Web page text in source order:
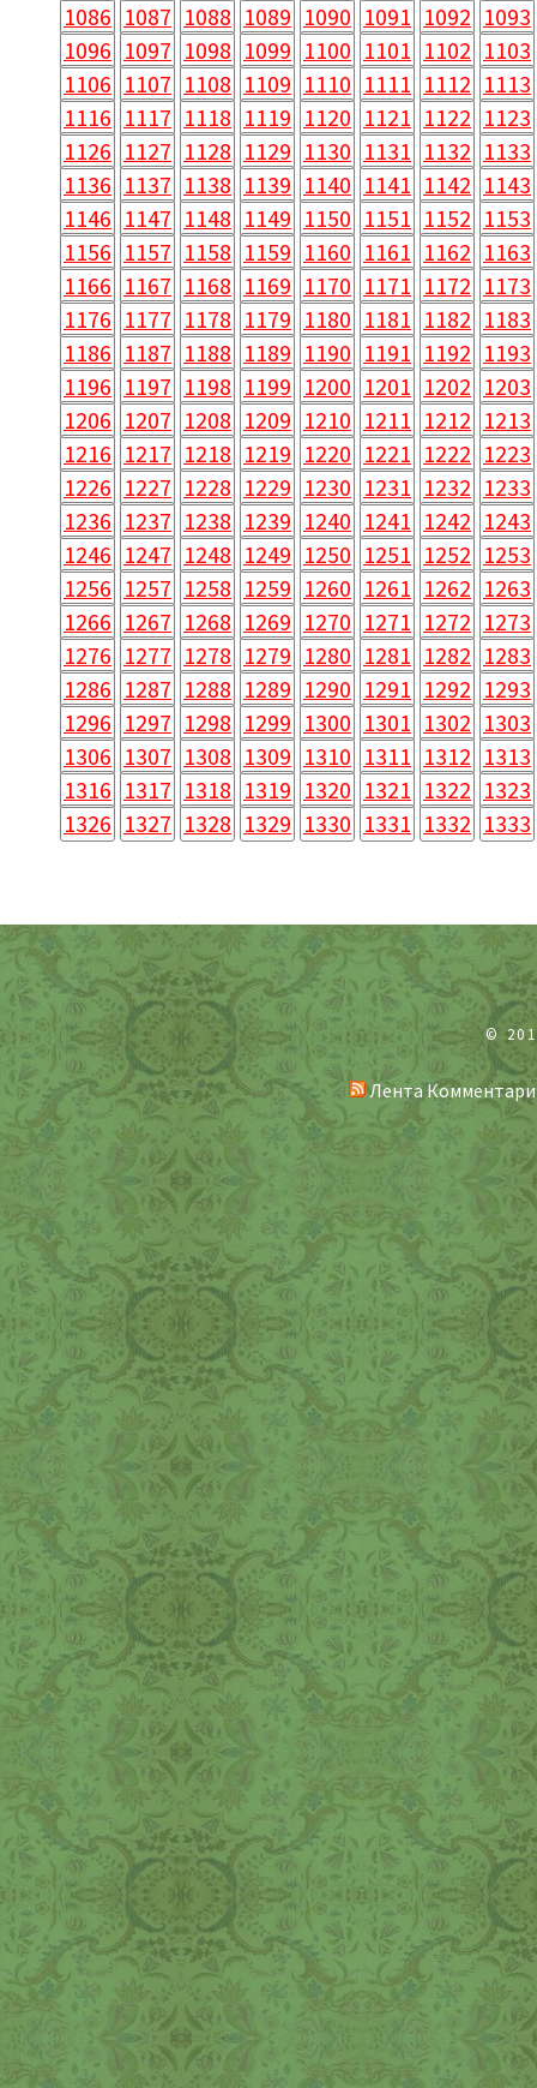
1086 1087 1088 1089 1090 1091 1092 1093
1096 1097 1098 1099 1100 1101 1102 1103
1106 1107 1108 1109 1110 1111 1112 1113
1116 1117 1118 1119 1120 1121 1122 1123
1126 1127 1128 1129 1130 1131 1132 1133
1136 1137 1138 1139 1140 1141 1142 1143
1146 1147 1148 1149 1150 1151 1152 1153
1156 1157 1158 1159 1160 1161 1162 1163
1166 1167 1168 1169 1170 1171 1172 1173
1176 1177 1178 1179 1180 1181 1182 1183
1186 1187 1188 1189 1190 1191 1192 1193
1196 1197 1198 1199 1200 1201 1202 1203
1206 1207 1208 1209 1210 1211 1212 1213
1216 1217 1218 1219 1220 1221 1222 1223
1226 1227 1228 1229 1230 1231 1232 1233
1236 1237 1238 1239 1240 1241 1242 1243
1246 1247 1248 1249 1250 1251 1252 1253
1256 1257 1258 1259 1260 1261 1262 1263
1266 1267 1268 1269 1270 1271 1272 1273
1276 1277 1278 1279 1280 1281 1282 1283
1286 1287 1288 1289 1290 1291 1292 1293
1296 1297 1298 1299 1300 1301 1302 1303
1306 1307 1308 1309 1310 1311 1312 1313
1316 1317 1318 1319 1320 1321 1322 1323
1326 1327 1328 1329 1330 1331 1332 1333
©
Лента